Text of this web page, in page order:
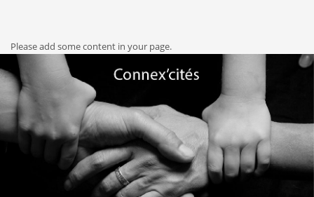
Please add some content in your page.